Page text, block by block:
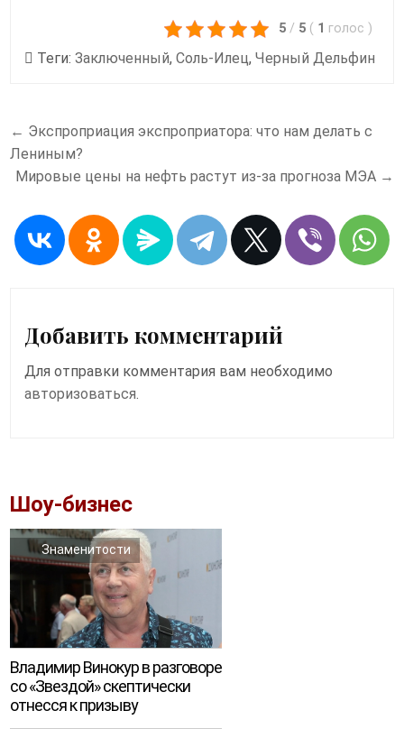
5 / 5 ( 1 голос )
Теги:Заключенный,Соль-Илец,Черный Дельфин
Навигация
по
записям
← Экспроприация экспроприатора: что нам делать с
Лениным?
Мировые цены на нефть растут из-за прогноза МЭА →
Добавить комментарий
Для отправки комментария вам необходимо
авторизоваться.
Шоу-бизнес
Владимир Винокур в разговоре
со «Звездой» скептически
отнесся к призыву
Знаменитости